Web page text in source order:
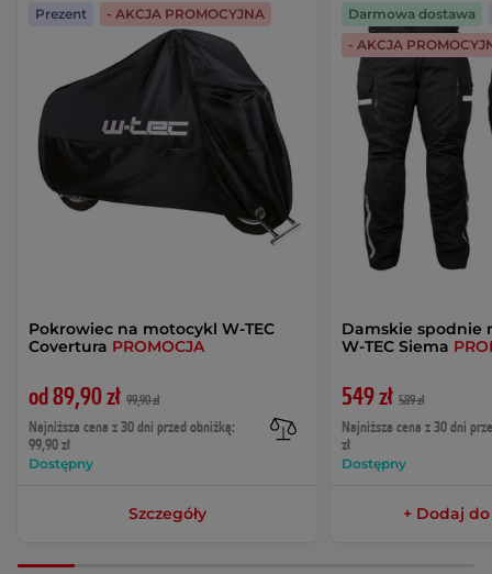
Pokrowiec na motocykl W-TEC
Covertura PROMOCJA
od 89,90 zł 99,90 zł
Najniższa cena z 30 dni przed obniżką:
99,90 zł
Dostępny
Prezent - AKCJA PROMOCYJNA
Szczegóły
Damskie spodnie
W-TEC Siema
549 zł 589 zł
Najniższa cena z 30 dni
zł
Dostępny
Darmowa dostawa
- AKCJA
+ Dodaj